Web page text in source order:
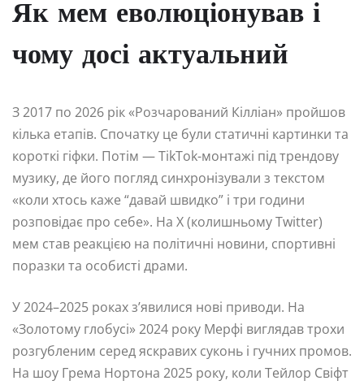
Як мем еволюціонував і
чому досі актуальний
З 2017 по 2026 рік «Розчарований Кілліан» пройшов
кілька етапів. Спочатку це були статичні картинки та
короткі гіфки. Потім — TikTok-монтажі під трендову
музику, де його погляд синхронізували з текстом
«коли хтось каже “давай швидко” і три години
розповідає про себе». На X (колишньому Twitter)
мем став реакцією на політичні новини, спортивні
поразки та особисті драми.
У 2024–2025 роках з’явилися нові приводи. На
«Золотому глобусі» 2024 року Мерфі виглядав трохи
розгубленим серед яскравих суконь і гучних промов.
На шоу Грема Нортона 2025 року, коли Тейлор Свіфт